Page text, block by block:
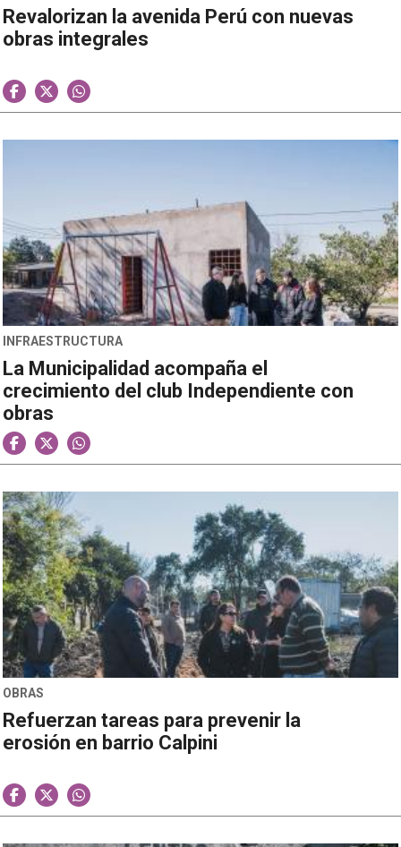
Revalorizan la avenida Perú con nuevas
obras integrales
INFRAESTRUCTURA
La Municipalidad acompaña el
crecimiento del club Independiente con
obras
OBRAS
Refuerzan tareas para prevenir la
erosión en barrio Calpini